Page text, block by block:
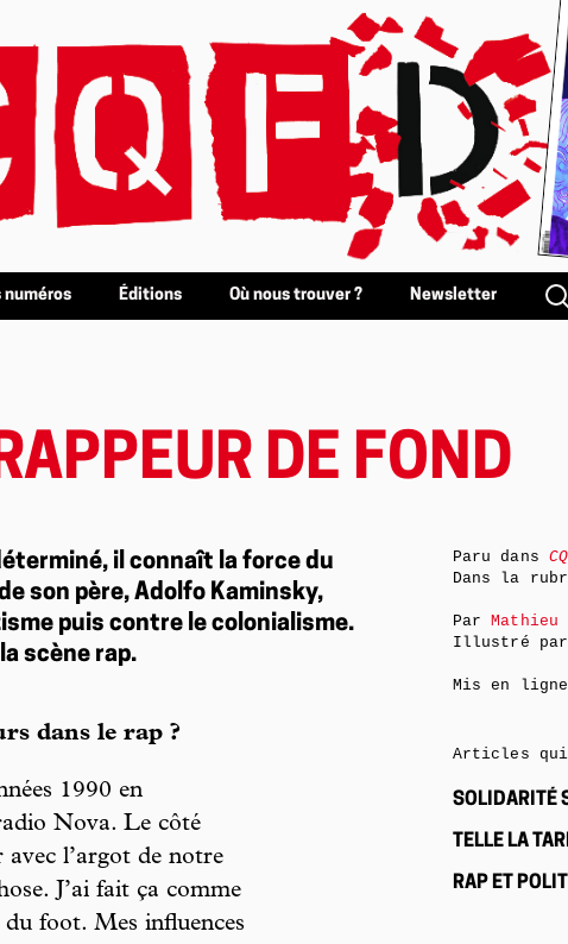
numéros Éditions Où nous trouver ? Newsletter
DE FOND
il connaît la force du
son père, Adolfo Kaminsky,
puis contre le colonialisme.
scène rap.
dans le rap ?
1990 en
Nova. Le côté
avec l’argot de notre
J’ai fait ça comme
foot. Mes influences
Paru dans
Dans la
ParMathieu
Illustré
Mis en
Articles qui
SOLIDARITÉ
TELLE LA
RAP ET